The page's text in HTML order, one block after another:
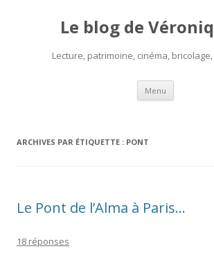
Le blog de
Lecture, patrimoine, cinéma,
Menu Aller
contenu
ARCHIVES PAR ÉTIQUETTE : PONT
Le Pont de l’Alma à Paris…
18 réponses